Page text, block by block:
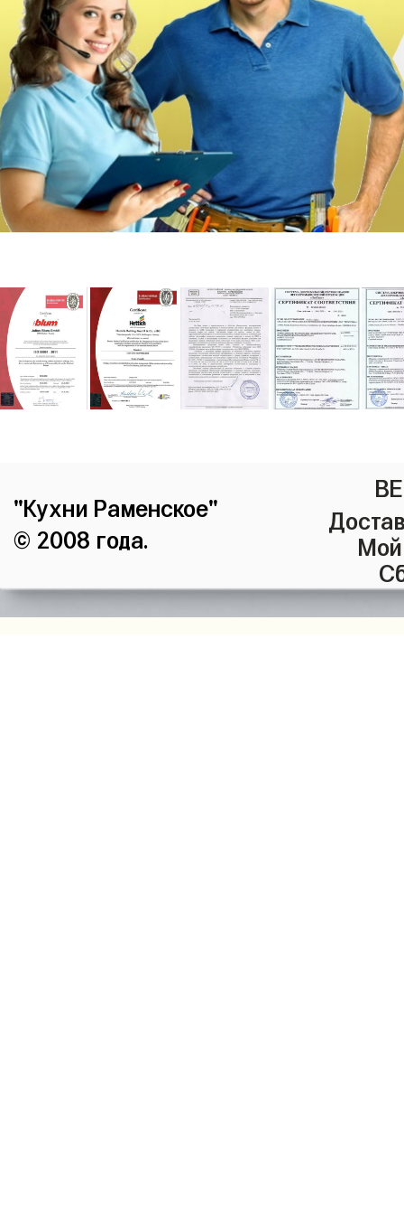
"Кухни Раменское"
© 2008 года.